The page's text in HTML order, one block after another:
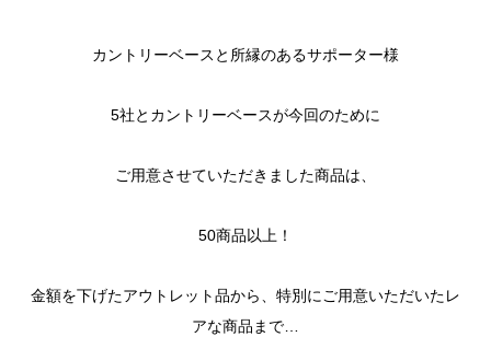
カントリーベースと所縁のあるサポーター様
5社とカントリーベースが今回のために
ご用意させていただきました商品は、
50商品以上！
金額を下げたアウトレット品から、特別にご用意いただいたレ
アな商品まで…